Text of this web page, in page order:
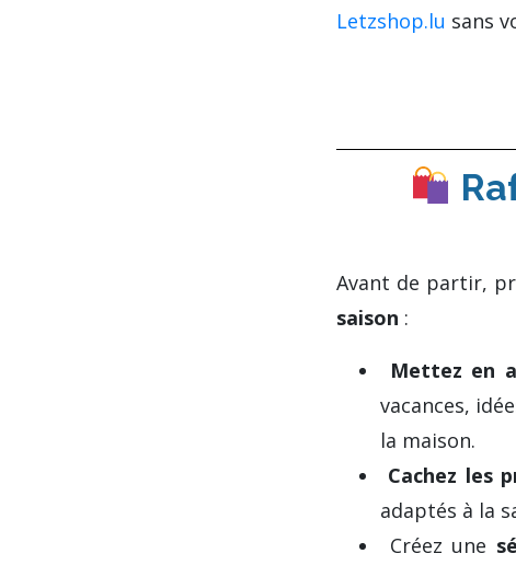
Letzshop.lu sans
Avant de partir,
saison :
Mettez en
vacances,
la maison.
Cachez les
adaptés à la
Créez une